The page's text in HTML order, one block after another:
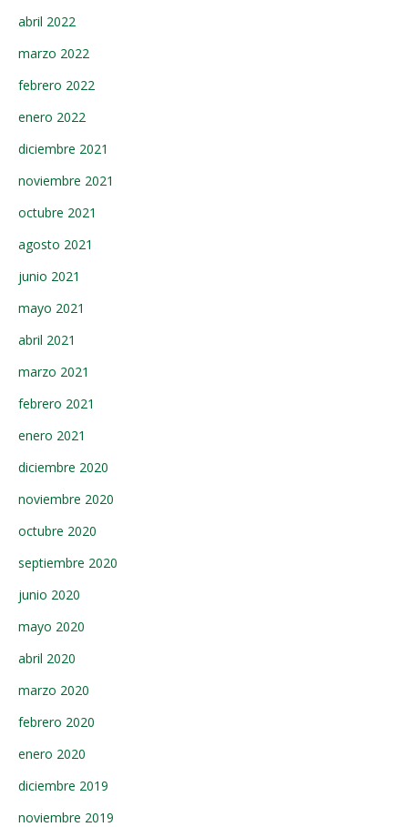
abril 2022
marzo 2022
febrero 2022
enero 2022
diciembre 2021
noviembre 2021
octubre 2021
agosto 2021
junio 2021
mayo 2021
abril 2021
marzo 2021
febrero 2021
enero 2021
diciembre 2020
noviembre 2020
octubre 2020
septiembre 2020
junio 2020
mayo 2020
abril 2020
marzo 2020
febrero 2020
enero 2020
diciembre 2019
noviembre 2019